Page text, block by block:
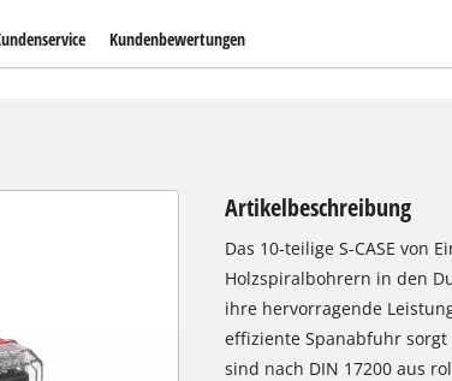
Kundenbewertungen
Artikelbeschreibung
Das 10-teilige S-CASE von
Holzspiralbohrern in den
ihre hervorragende
effiziente Spanabfuhr
sind nach DIN 17200 aus